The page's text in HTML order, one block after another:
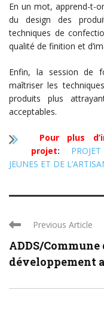
En un mot, apprend-t-
du design des
techniques de
qualité de finition et
Enfin, la session de
maîtriser les
produits plus
acceptables.
Pour plus
projet:
JEUNES ET DE
Previous Article
ADDS/
développement